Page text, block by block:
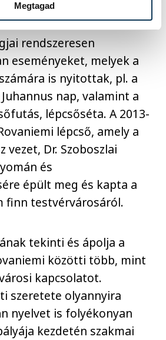
Megtagad
rendszeresen
eseményeket, melyek a
is nyitottak, pl. a
nap, valamint a
lépcsőséta. A 2013-
lépcső, amely a
vezet, Dr. Szoboszlai
és
épült meg és kapta a
finn testvérvárosáról.
tekinti és ápolja a
közötti több, mint
kapcsolatot.
szeretete olyannyira
nyelvet is folyékonyan
kezdetén szakmai